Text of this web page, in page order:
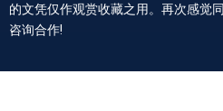
的文凭仅作观赏收藏之用。再次感觉
咨询合作!